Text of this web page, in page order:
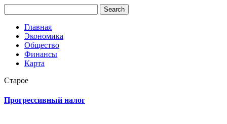
Главная
Экономика
Общество
Финансы
Карта
Старое
Прогрессивный налог